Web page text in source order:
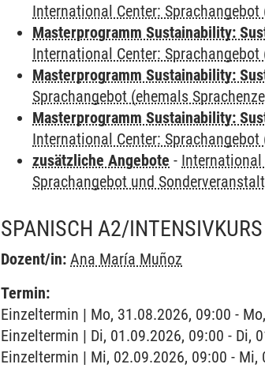
International Center:
Masterprogramm Sustainability:
International Center:
Masterprogramm Sustainability:
Sprachangebot (ehemals
Masterprogramm Sustainability:
International Center:
zusätzliche Angebote - International
Sprachangebot und
SPANISCH A2/INTENSIVKURS
Dozent/in: Ana María Muñoz
Termin:
Einzeltermin | Mo, 31.08.2026, 09:00 -
Einzeltermin | Di, 01.09.2026, 09:00 - Di,
Einzeltermin | Mi, 02.09.2026, 09:00 -